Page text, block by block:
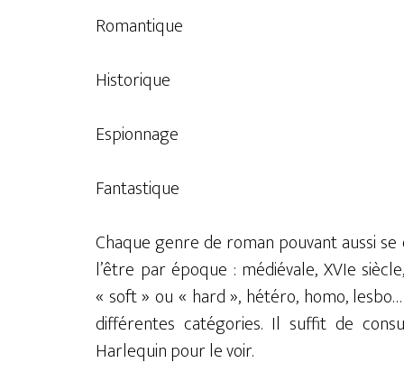
Romantique
Historique
Espionnage
Fantastique
Chaque genre de roman pouvant aussi
l’être par époque : médiévale, XVIe
« soft » ou « hard », hétéro, homo,
différentes catégories. Il suffit de
Harlequin pour le voir.